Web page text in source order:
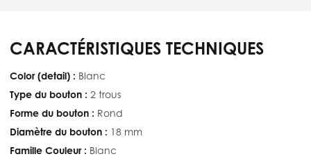
CARACTÉRISTIQUES TECHNIQUES
Color (detail) : Blanc
Type du bouton : 2 trous
Forme du bouton : Rond
Diamètre du bouton : 18 mm
Famille Couleur : Blanc